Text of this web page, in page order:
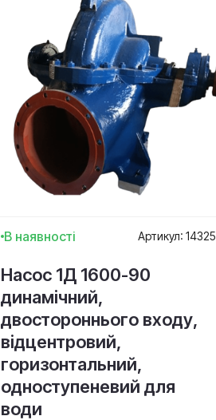
В наявності Артикул: 14325
Насос 1Д 1600-90
динамічний,
двостороннього входу,
відцентровий,
горизонтальний,
одноступеневий для
води